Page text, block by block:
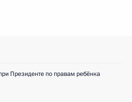
Президенте по правам ребёнка